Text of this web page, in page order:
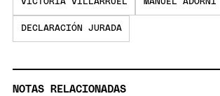
VICTORIA VILLARRUEL MANUEL ADORNI
DECLARACIÓN JURADA
NOTAS RELACIONADAS